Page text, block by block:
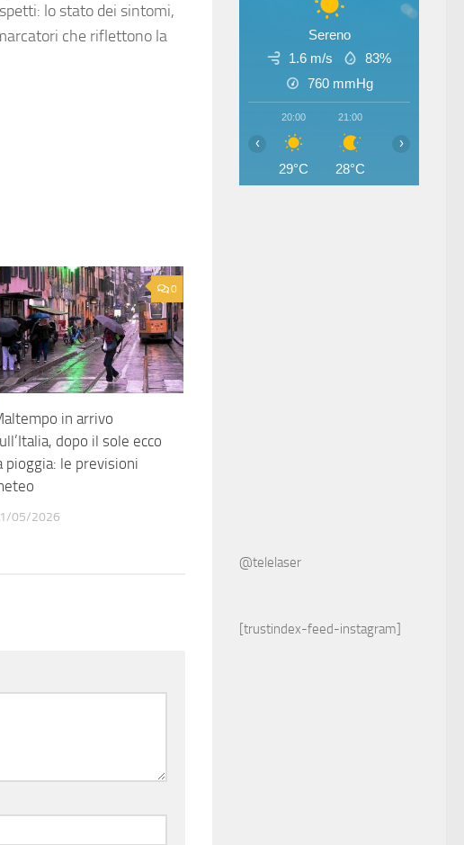
lo stato dei sintomi,
che riflettono la
0
in arrivo
dopo il sole ecco
pioggia: le previsioni
05/2026
Sereno
1.6 m/s
83%
760 mmHg
20:00
29°C
21:00
28°C
‹ ›
@telelaser
[trustindex-feed-instagram]